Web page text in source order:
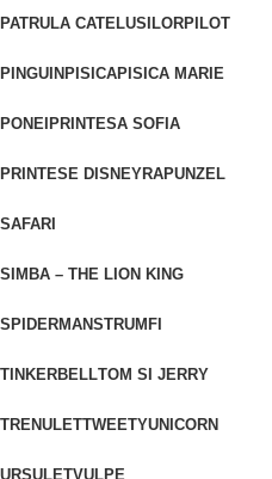
PATRULA CATELUSILORPILOT
PINGUIN PISICAPISICA MARIE
PONEI PRINTESA SOFIA
PRINTESE DISNEYRAPUNZEL
SAFARI
SIMBA – THE LION KING
SPIDERMANSTRUMFI
TINKERBELLTOM SI JERRY
TRENULETTWEETYUNICORN
URSULETVULPE